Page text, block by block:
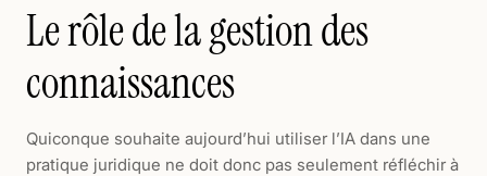
Le rôle de la gestion des
connaissances
Quiconque souhaite aujourd’hui utiliser l’IA dans une
pratique juridique ne doit donc pas seulement réfléchir à